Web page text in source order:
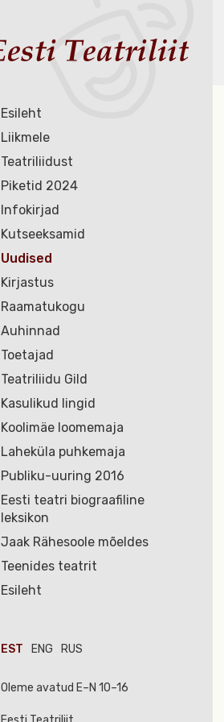
Esileht
Liikmele
Teatriliidust
Piketid 2024
Infokirjad
Kutseeksamid
Uudised
Kirjastus
Raamatukogu
Auhinnad
Toetajad
Teatriliidu Gild
Kasulikud lingid
Koolimäe loomemaja
Laheküla puhkemaja
Publiku-uuring 2016
Eesti teatri biograafiline
leksikon
Jaak Rähesoole mõeldes
Teenides teatrit
Esileht
EST ENG RUS
Oleme avatud E–N 10–16